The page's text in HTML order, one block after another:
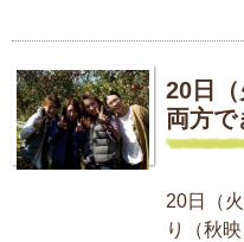
20日
両方で
20日（
り（秋